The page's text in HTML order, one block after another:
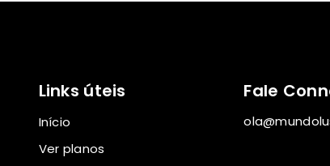
Links úteis
Início
Ver planos
Fale